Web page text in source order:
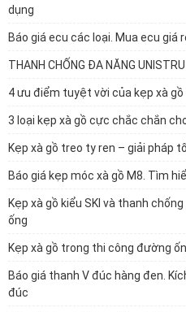
dụng
Báo giá ecu các loại. Mua ecu giá
THANH CHỐNG ĐA NĂNG
4 ưu điểm tuyệt vời của kẹp xà
3 loại kẹp xà gồ cực chắc chắn
Kẹp xà gồ treo ty ren – giải pháp
Báo giá kẹp móc xà gồ M8. Tìm
Kẹp xà gồ kiểu SKI và thanh
ống
Kẹp xà gồ trong thi công đường
Báo giá thanh V đúc hàng đen.
đúc